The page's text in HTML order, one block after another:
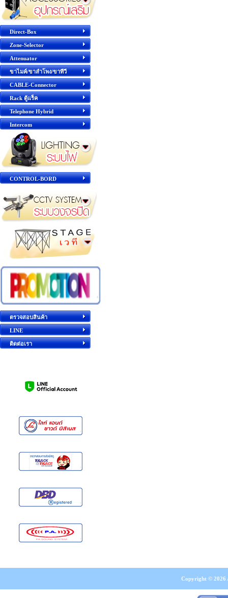
Direct-Box
Zone-Selector
Attenuator
ขาไมค์/ขาลำโพง/ขาทีวี
CABLE-Connector
Rack ตู้แร็ค
Telephone Hybrid
Intercom
CONTROL-BORD
ตรวจสอบสินค้า
LINE
ติดต่อเรา
Copyright © 2026